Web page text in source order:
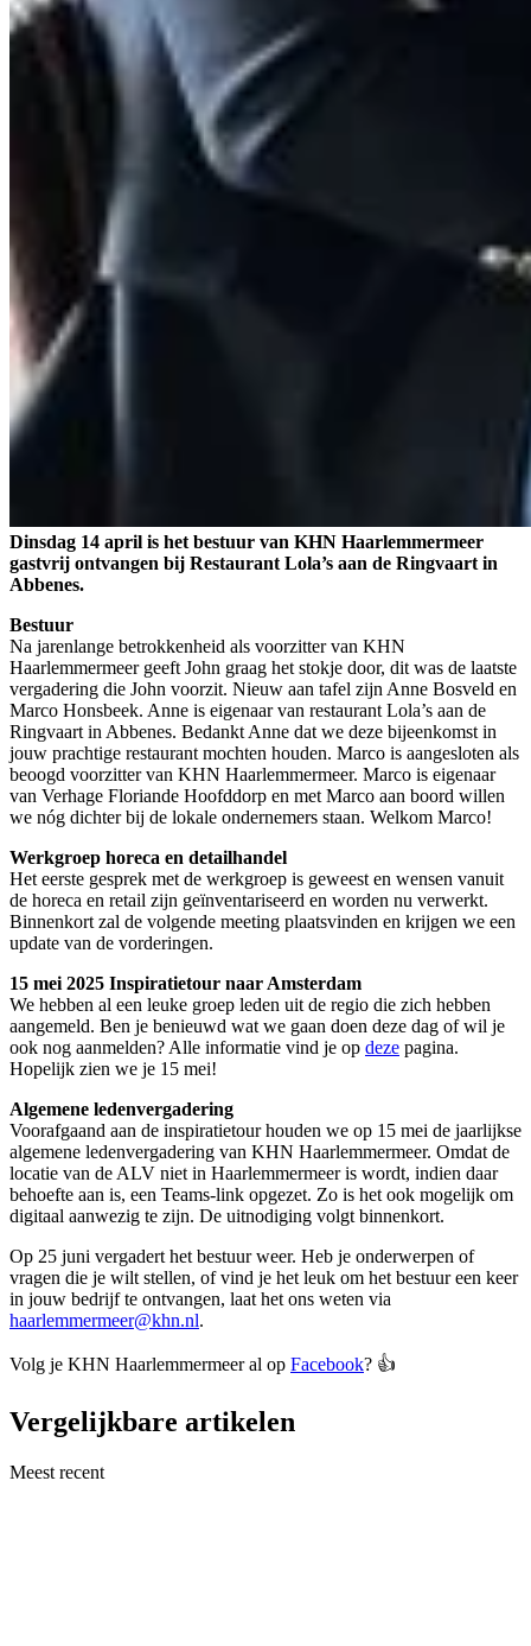
Dinsdag 14 april is het bestuur van KHN Haarlemmermeer
gastvrij ontvangen bij Restaurant Lola’s aan de Ringvaart in
Abbenes.
Bestuur
Na jarenlange betrokkenheid als voorzitter van KHN
Haarlemmermeer geeft John graag het stokje door, dit was de laatste
vergadering die John voorzit. Nieuw aan tafel zijn Anne Bosveld en
Marco Honsbeek. Anne is eigenaar van restaurant Lola’s aan de
Ringvaart in Abbenes. Bedankt Anne dat we deze bijeenkomst in
jouw prachtige restaurant mochten houden. Marco is aangesloten als
beoogd voorzitter van KHN Haarlemmermeer. Marco is eigenaar
van Verhage Floriande Hoofddorp en met Marco aan boord willen
we nóg dichter bij de lokale ondernemers staan. Welkom Marco!
Werkgroep horeca en detailhandel
Het eerste gesprek met de werkgroep is geweest en wensen vanuit
de horeca en retail zijn geïnventariseerd en worden nu verwerkt.
Binnenkort zal de volgende meeting plaatsvinden en krijgen we een
update van de vorderingen.
15 mei 2025 Inspiratietour naar Amsterdam
We hebben al een leuke groep leden uit de regio die zich hebben
aangemeld. Ben je benieuwd wat we gaan doen deze dag of wil je
ook nog aanmelden? Alle informatie vind je op deze pagina.
Hopelijk zien we je 15 mei!
Algemene ledenvergadering
Voorafgaand aan de inspiratietour houden we op 15 mei de jaarlijkse
algemene ledenvergadering van KHN Haarlemmermeer. Omdat de
locatie van de ALV niet in Haarlemmermeer is wordt, indien daar
behoefte aan is, een Teams-link opgezet. Zo is het ook mogelijk om
digitaal aanwezig te zijn. De uitnodiging volgt binnenkort.
Op 25 juni vergadert het bestuur weer. Heb je onderwerpen of
vragen die je wilt stellen, of vind je het leuk om het bestuur een keer
in jouw bedrijf te ontvangen, laat het ons weten via
haarlemmermeer@khn.nl.
Volg je KHN Haarlemmermeer al op Facebook? 👍
Vergelijkbare artikelen
Meest recent